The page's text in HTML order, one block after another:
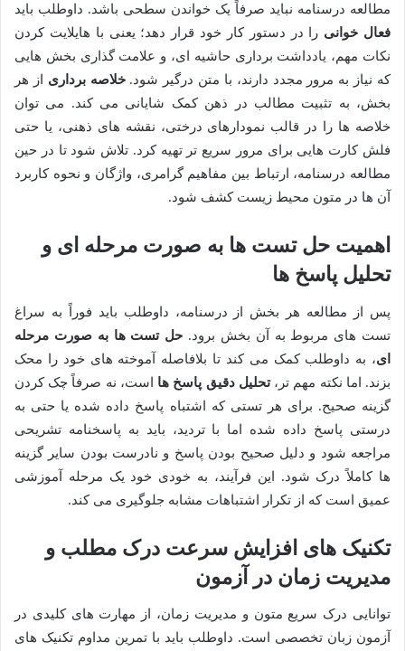
مطالعه درسنامه نباید صرفاً یک خواندن سطحی باشد. داوطلب باید
فعال خوانی را در دستور کار خود قرار دهد؛ یعنی با هایلایت کردن
نکات مهم، یادداشت برداری حاشیه ای، و علامت گذاری بخش هایی
که نیاز به مرور مجدد دارند، با متن درگیر شود.خلاصه برداری از هر
بخش، به تثبیت مطالب در ذهن کمک شایانی می کند. می توان
خلاصه ها را در قالب نمودارهای درختی، نقشه های ذهنی، یا حتی
فلش کارت هایی برای مرور سریع تر تهیه کرد. تلاش شود تا در حین
مطالعه درسنامه، ارتباط بین مفاهیم گرامری، واژگان و نحوه کاربرد
آن ها در متون محیط زیست کشف شود.
اهمیت حل تست ها به صورت مرحله ای و
تحلیل پاسخ ها
پس از مطالعه هر بخش از درسنامه، داوطلب باید فوراً به سراغ
تست های مربوط به آن بخش برود. حل تست ها به صورت مرحله
ای، به داوطلب کمک می کند تا بلافاصله آموخته های خود را محک
بزند. اما نکته مهم تر،تحلیل دقیق پاسخ ها است، نه صرفاً چک کردن
گزینه صحیح. برای هر تستی که اشتباه پاسخ داده شده یا حتی به
درستی پاسخ داده شده اما با تردید، باید به پاسخنامه تشریحی
مراجعه شود و دلیل صحیح بودن پاسخ و نادرست بودن سایر گزینه
ها کاملاً درک شود. این فرآیند، به خودی خود یک مرحله آموزشی
عمیق است که از تکرار اشتباهات مشابه جلوگیری می کند.
تکنیک های افزایش سرعت درک مطلب و
مدیریت زمان در آزمون
توانایی درک سریع متون و مدیریت زمان، از مهارت های کلیدی در
آزمون زبان تخصصی است. داوطلب باید با تمرین مداوم تکنیک های